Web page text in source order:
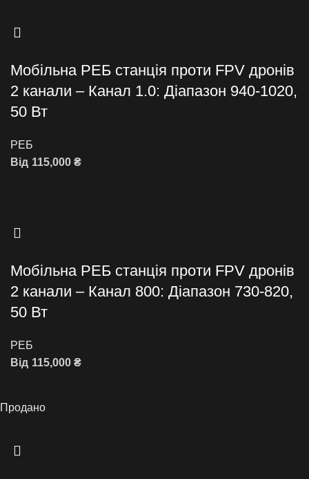
Мобільна РЕБ станція проти FPV дронів
2 канали – Канал 1.0: Діапазон 940-1020,
50 Вт
РЕБ
Від 115,000 ₴
Мобільна РЕБ станція проти FPV дронів
2 канали – Канал 800: Діапазон 730-820,
50 Вт
РЕБ
Від 115,000 ₴
Продано